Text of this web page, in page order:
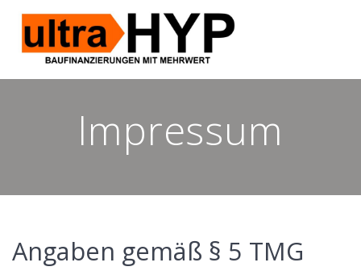
to
content
Impressum
Angaben gemäß § 5 TMG